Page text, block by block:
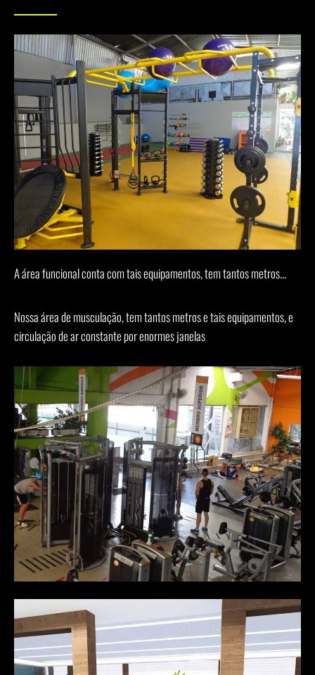
A área funcional conta com tais equipamentos, tem tantos metros...
Nossa área de musculação, tem tantos metros e tais equipamentos, e
circulação de ar constante por enormes janelas